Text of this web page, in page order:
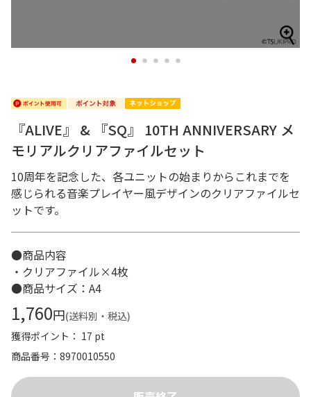
1 2 3 4 5
『ALIVE』 & 『SQ』 10TH ANNIVERSARY メ
モリアルクリアファイルセット
10周年を記念した、各ユニットの始まりからこれまでを
感じられる音楽プレイヤー風デザインのクリアファイルセ
ットです。
●商品内容
・クリアファイル×4枚
●商品サイズ：A4
1,760円(送料別・税込)
獲得ポイント： 17 pt
商品番号
8970010550